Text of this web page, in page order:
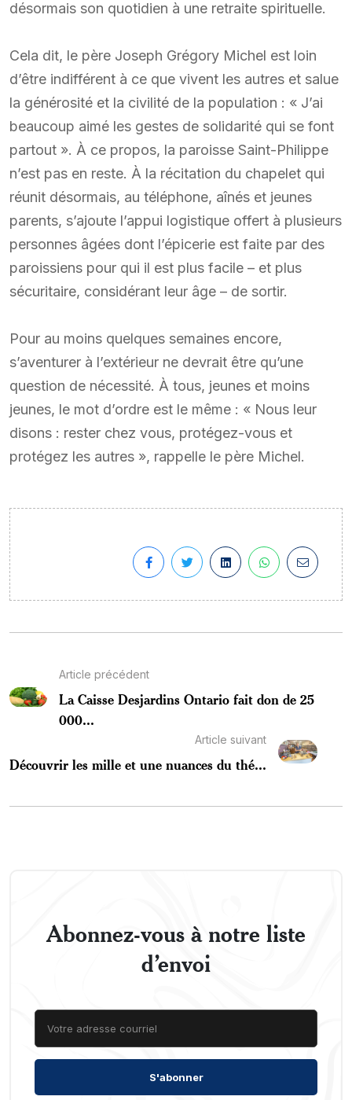
désormais son quotidien à une retraite spirituelle.
Cela dit, le père Joseph Grégory Michel est loin
d’être indifférent à ce que vivent les autres et salue
la générosité et la civilité de la population : « J’ai
beaucoup aimé les gestes de solidarité qui se font
partout ». À ce propos, la paroisse Saint-Philippe
n’est pas en reste. À la récitation du chapelet qui
réunit désormais, au téléphone, aînés et jeunes
parents, s’ajoute l’appui logistique offert à plusieurs
personnes âgées dont l’épicerie est faite par des
paroissiens pour qui il est plus facile – et plus
sécuritaire, considérant leur âge – de sortir.
Pour au moins quelques semaines encore,
s’aventurer à l’extérieur ne devrait être qu’une
question de nécessité. À tous, jeunes et moins
jeunes, le mot d’ordre est le même : « Nous leur
disons : rester chez vous, protégez-vous et
protégez les autres », rappelle le père Michel.
Article précédent
La Caisse Desjardins Ontario fait don de 25
000...
Article suivant
Découvrir les mille et une nuances du thé...
Abonnez-vous à notre liste
d’envoi